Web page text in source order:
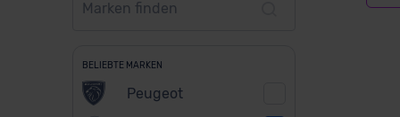
BELIEBTE MARKEN
Peugeot